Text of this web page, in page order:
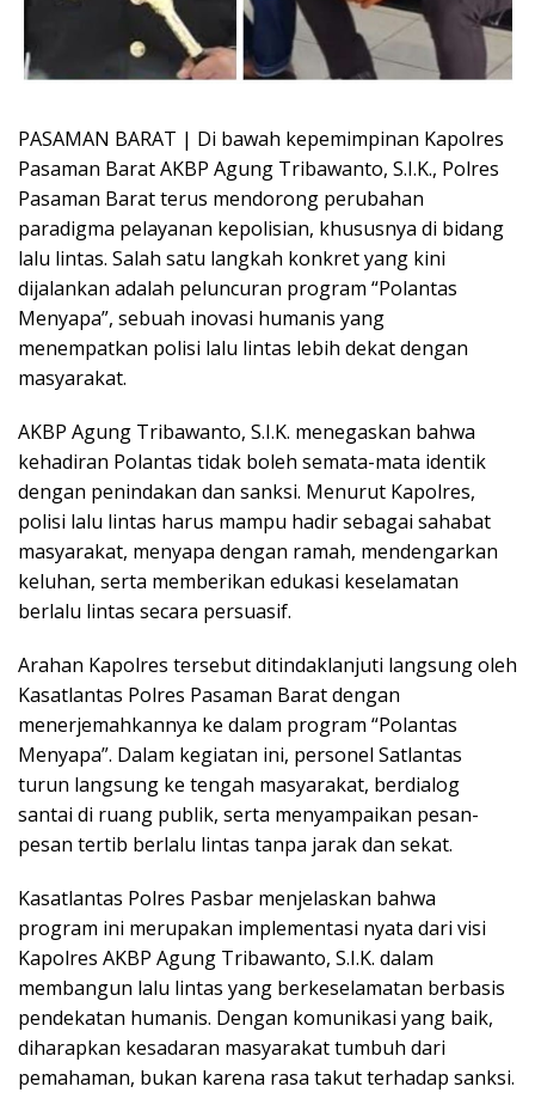
PASAMAN BARAT | Di bawah kepemimpinan Kapolres
Pasaman Barat AKBP Agung Tribawanto, S.I.K., Polres
Pasaman Barat terus mendorong perubahan
paradigma pelayanan kepolisian, khususnya di bidang
lalu lintas. Salah satu langkah konkret yang kini
dijalankan adalah peluncuran program “Polantas
Menyapa”, sebuah inovasi humanis yang
menempatkan polisi lalu lintas lebih dekat dengan
masyarakat.
AKBP Agung Tribawanto, S.I.K. menegaskan bahwa
kehadiran Polantas tidak boleh semata-mata identik
dengan penindakan dan sanksi. Menurut Kapolres,
polisi lalu lintas harus mampu hadir sebagai sahabat
masyarakat, menyapa dengan ramah, mendengarkan
keluhan, serta memberikan edukasi keselamatan
berlalu lintas secara persuasif.
Arahan Kapolres tersebut ditindaklanjuti langsung oleh
Kasatlantas Polres Pasaman Barat dengan
menerjemahkannya ke dalam program “Polantas
Menyapa”. Dalam kegiatan ini, personel Satlantas
turun langsung ke tengah masyarakat, berdialog
santai di ruang publik, serta menyampaikan pesan-
pesan tertib berlalu lintas tanpa jarak dan sekat.
Kasatlantas Polres Pasbar menjelaskan bahwa
program ini merupakan implementasi nyata dari visi
Kapolres AKBP Agung Tribawanto, S.I.K. dalam
membangun lalu lintas yang berkeselamatan berbasis
pendekatan humanis. Dengan komunikasi yang baik,
diharapkan kesadaran masyarakat tumbuh dari
pemahaman, bukan karena rasa takut terhadap sanksi.